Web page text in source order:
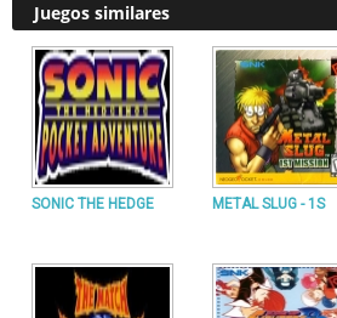
Juegos similares
SONIC THE HEDGE METAL SLUG - 1S